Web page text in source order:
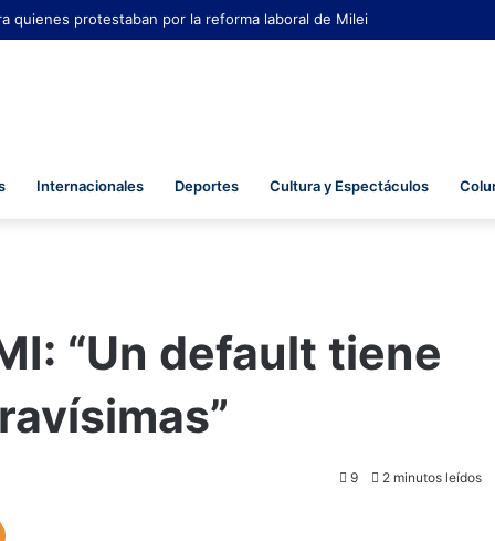
quienes protestaban por la reforma laboral de Milei
Internacionales Deportes Cultura y Espectáculos
“Un default tiene
9 2 minutos leídos